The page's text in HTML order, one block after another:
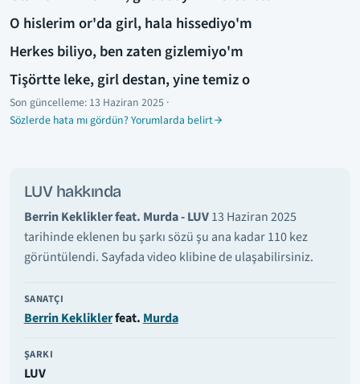
O hislerim or'da girl, hala hissediyo'm
Herkes biliyo, ben zaten gizlemiyo'm
Tişörtte leke, girl destan, yine temiz o
Son güncelleme: 13 Haziran 2025 ·
Sözlerde hata mı gördün? Yorumlarda belirt
LUV hakkında
Berrin Keklikler feat. Murda - LUV13 Haziran 2025
tarihinde eklenen bu şarkı sözü şu ana kadar 110 kez
görüntülendi. Sayfada video klibine de ulaşabilirsiniz.
SANATÇI
Berrin Kekliklerfeat.Murda
ŞARKI
LUV